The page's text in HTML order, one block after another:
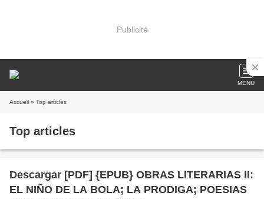
Publicité
MENU
Accueil » Top articles
Top articles
Descargar [PDF] {EPUB} OBRAS LITERARIAS II:
EL NIÑO DE LA BOLA; LA PRODIGA; POESIAS